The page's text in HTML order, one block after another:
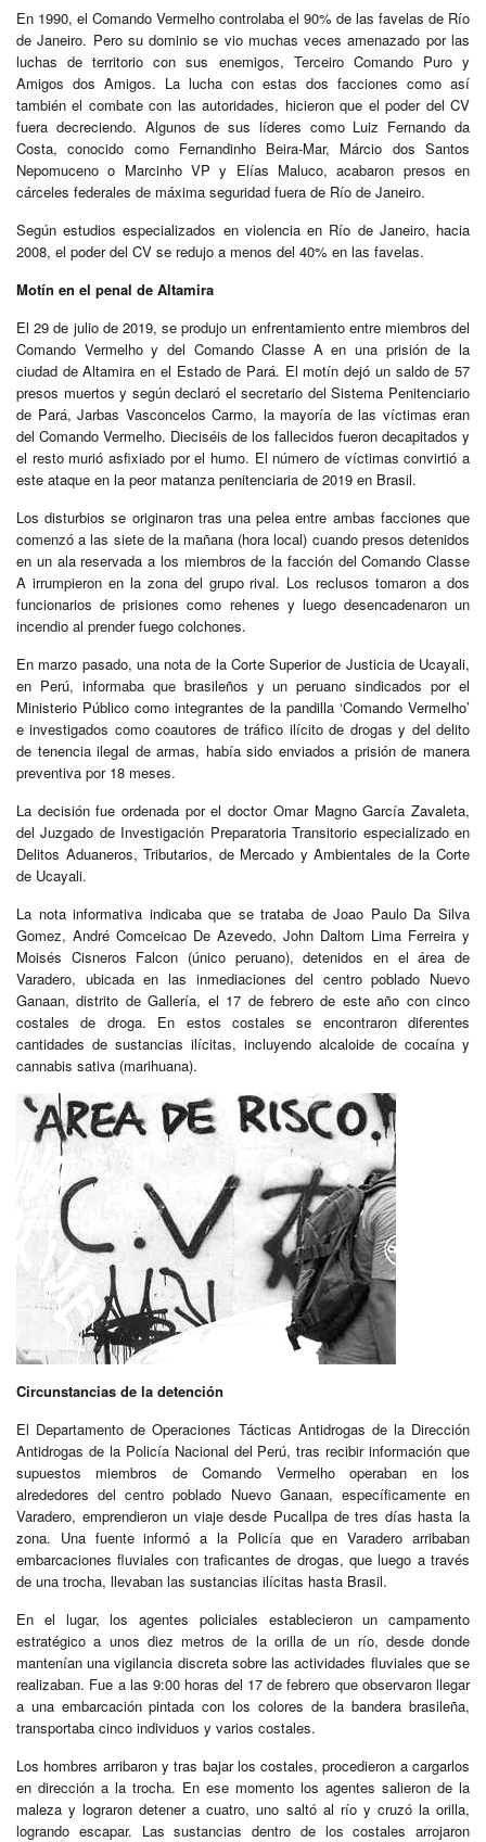
En 1990, el Comando Vermelho controlaba el 90% de las favelas de Río
de Janeiro. Pero su dominio se vio muchas veces amenazado por las
luchas de territorio con sus enemigos, Terceiro Comando Puro y
Amigos dos Amigos. La lucha con estas dos facciones como así
también el combate con las autoridades, hicieron que el poder del CV
fuera decreciendo. Algunos de sus líderes como Luiz Fernando da
Costa, conocido como Fernandinho Beira-Mar, Márcio dos Santos
Nepomuceno o Marcinho VP y Elías Maluco, acabaron presos en
cárceles federales de máxima seguridad fuera de Río de Janeiro.
Según estudios especializados en violencia en Río de Janeiro, hacia
2008, el poder del CV se redujo a menos del 40% en las favelas.
Motín en el penal de Altamira
El 29 de julio de 2019, se produjo un enfrentamiento entre miembros del
Comando Vermelho y del Comando Classe A en una prisión de la
ciudad de Altamira en el Estado de Pará. El motín dejó un saldo de 57
presos muertos y según declaró el secretario del Sistema Penitenciario
de Pará, Jarbas Vasconcelos Carmo, la mayoría de las víctimas eran
del Comando Vermelho. Dieciséis de los fallecidos fueron decapitados y
el resto murió asfixiado por el humo. El número de víctimas convirtió a
este ataque en la peor matanza penitenciaria de 2019 en Brasil.
Los disturbios se originaron tras una pelea entre ambas facciones que
comenzó a las siete de la mañana (hora local) cuando presos detenidos
en un ala reservada a los miembros de la facción del Comando Classe
A irrumpieron en la zona del grupo rival. Los reclusos tomaron a dos
funcionarios de prisiones como rehenes y luego desencadenaron un
incendio al prender fuego colchones.
En marzo pasado, una nota de la Corte Superior de Justicia de Ucayali,
en Perú, informaba que brasileños y un peruano sindicados por el
Ministerio Público como integrantes de la pandilla ‘Comando Vermelho’
e investigados como coautores de tráfico ilícito de drogas y del delito
de tenencia ilegal de armas, había sido enviados a prisión de manera
preventiva por 18 meses.
La decisión fue ordenada por el doctor Omar Magno García Zavaleta,
del Juzgado de Investigación Preparatoria Transitorio especializado en
Delitos Aduaneros, Tributarios, de Mercado y Ambientales de la Corte
de Ucayali.
La nota informativa indicaba que se trataba de Joao Paulo Da Silva
Gomez, André Comceicao De Azevedo, John Daltom Lima Ferreira y
Moisés Cisneros Falcon (único peruano), detenidos en el área de
Varadero, ubicada en las inmediaciones del centro poblado Nuevo
Ganaan, distrito de Gallería, el 17 de febrero de este año con cinco
costales de droga. En estos costales se encontraron diferentes
cantidades de sustancias ilícitas, incluyendo alcaloide de cocaína y
cannabis sativa (marihuana).
Circunstancias de la detención
El Departamento de Operaciones Tácticas Antidrogas de la Dirección
Antidrogas de la Policía Nacional del Perú, tras recibir información que
supuestos miembros de Comando Vermelho operaban en los
alrededores del centro poblado Nuevo Ganaan, específicamente en
Varadero, emprendieron un viaje desde Pucallpa de tres días hasta la
zona. Una fuente informó a la Policía que en Varadero arribaban
embarcaciones fluviales con traficantes de drogas, que luego a través
de una trocha, llevaban las sustancias ilícitas hasta Brasil.
En el lugar, los agentes policiales establecieron un campamento
estratégico a unos diez metros de la orilla de un río, desde donde
mantenían una vigilancia discreta sobre las actividades fluviales que se
realizaban. Fue a las 9:00 horas del 17 de febrero que observaron llegar
a una embarcación pintada con los colores de la bandera brasileña,
transportaba cinco individuos y varios costales.
Los hombres arribaron y tras bajar los costales, procedieron a cargarlos
en dirección a la trocha. En ese momento los agentes salieron de la
maleza y lograron detener a cuatro, uno saltó al río y cruzó la orilla,
logrando escapar. Las sustancias dentro de los costales arrojaron